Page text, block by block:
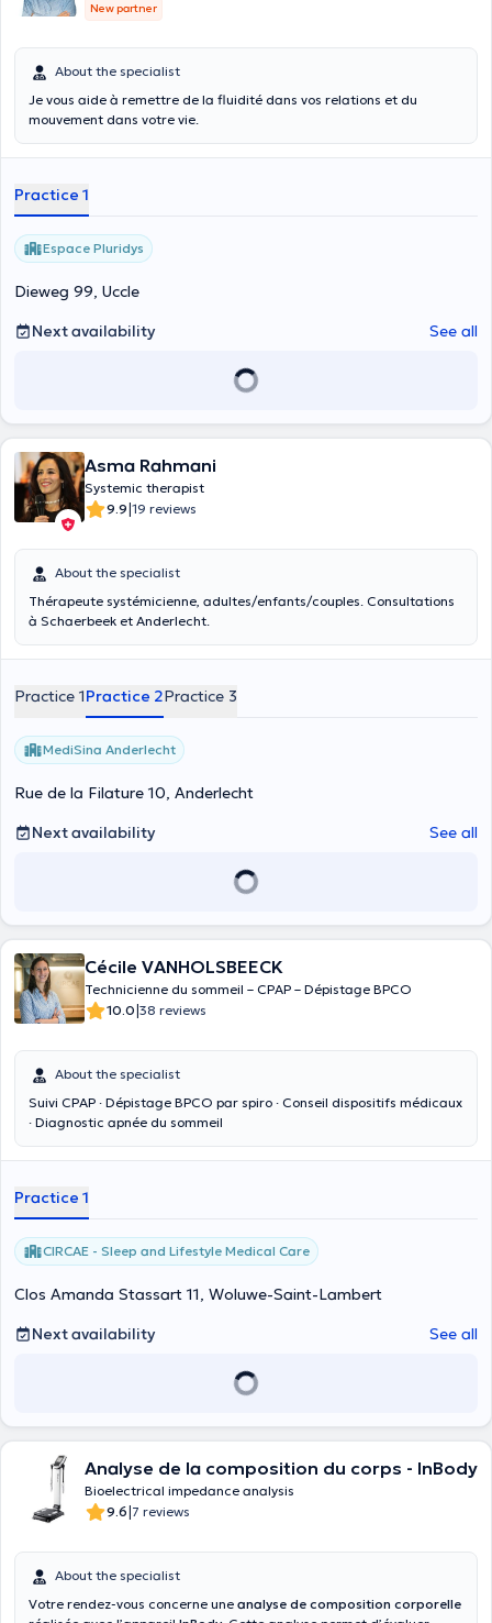
New partner
About the specialist
Je vous aide à remettre de la fluidité dans vos relations et du
mouvement dans votre vie.
Practice 1
Espace Pluridys
Dieweg 99, Uccle
Next availability
See all
Asma Rahmani
Systemic therapist
9.9|19 reviews
About the specialist
Thérapeute systémicienne, adultes/enfants/couples. Consultations
à Schaerbeek et Anderlecht.
Practice 1Practice 2Practice 3
MediSina Anderlecht
Rue de la Filature 10, Anderlecht
Next availability
See all
Cécile VANHOLSBEECK
Technicienne du sommeil – CPAP – Dépistage BPCO
10.0|38 reviews
About the specialist
Suivi CPAP · Dépistage BPCO par spiro · Conseil dispositifs médicaux
· Diagnostic apnée du sommeil
Practice 1
CIRCAE - Sleep and Lifestyle Medical Care
Clos Amanda Stassart 11, Woluwe-Saint-Lambert
Next availability
See all
Analyse de la composition du corps - InBody
Bioelectrical impedance analysis
9.6|7 reviews
About the specialist
Votre rendez-vous concerne une analyse de composition corporelle